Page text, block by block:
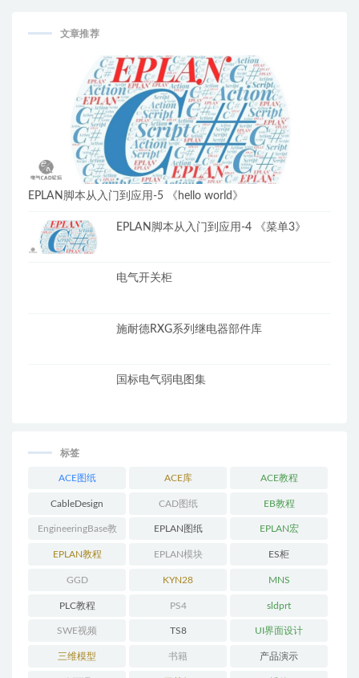
文章推荐
EPLAN脚本从入门到应用-5 《hello world》
EPLAN脚本从入门到应用-4 《菜单3》
电气开关柜
施耐德RXG系列继电器部件库
国标电气弱电图集
标签
ACE图纸 ACE库 ACE教程
CableDesign CAD图纸 EB教程
EngineeringBase教
程
EPLAN图纸 EPLAN宏
EPLAN教程 EPLAN模块 ES柜
GGD KYN28 MNS
PLC教程 PS4 sldprt
SWE视频 TS8 UI界面设计
三维模型 书籍 产品演示